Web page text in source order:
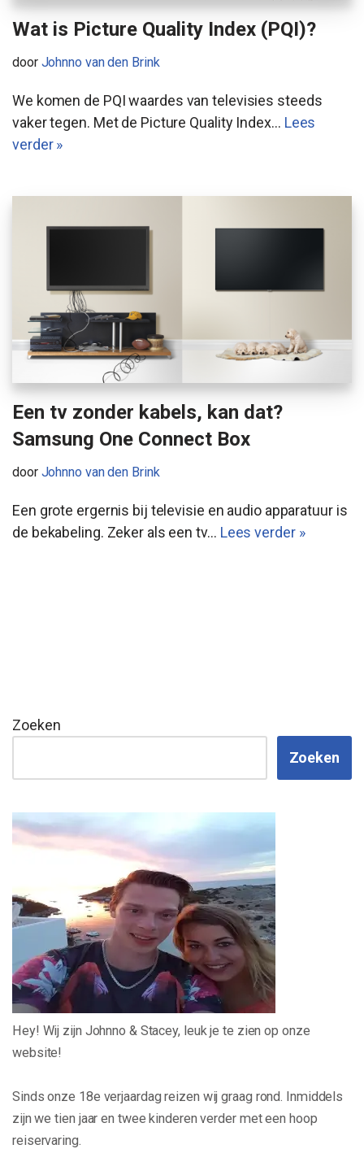
Wat is Picture Quality Index (PQI)?
door Johnno van den Brink
We komen de PQI waardes van televisies steeds
vaker tegen. Met de Picture Quality Index… Lees
verder »
Een tv zonder kabels, kan dat?
Samsung One Connect Box
door Johnno van den Brink
Een grote ergernis bij televisie en audio apparatuur is
de bekabeling. Zeker als een tv… Lees verder »
Zoeken
Zoeken
Hey! Wij zijn Johnno & Stacey, leuk je te zien op onze
website!
Sinds onze 18e verjaardag reizen wij graag rond. Inmiddels
zijn we tien jaar en twee kinderen verder met een hoop
reiservaring.